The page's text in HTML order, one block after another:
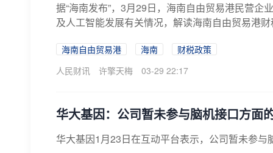
据“海南发布”，3月29日，海南自由贸易港民营
及人工智能发展有关情况，解读海南自由贸易港
海南自由贸易港 海南
财税政策
人民财讯
许擎天梅 03-29 22:17
华大基因：公司暂未参与脑机接口方面
华大基因1月23日在互动平台表示，公司暂未参与